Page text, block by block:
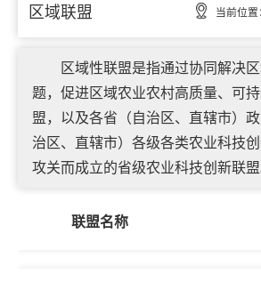
区域联盟 当前位置
区域性联盟是指通过协同解决区
题，促进区域农业农村高质量、可
盟，以及各省（自治区、直辖市）
治区、直辖市）各级各类农业科技
攻关而成立的省级农业科技创新联盟
联盟名称